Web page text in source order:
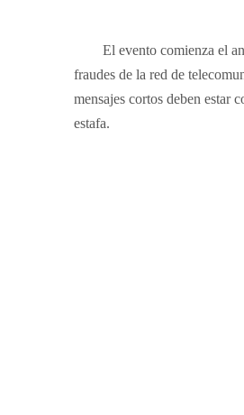
El evento comienza el
fraudes de la red de
mensajes cortos deben estar
estafa.